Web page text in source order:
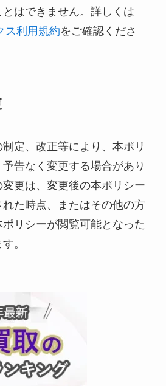
はできません。詳しくは
ス利用規約をご確認くださ
定、改正等により、本ポリ
告なく変更する場合があり
更は、変更後の本ポリシー
た時点、またはその他の方
リシーが閲覧可能となった
。